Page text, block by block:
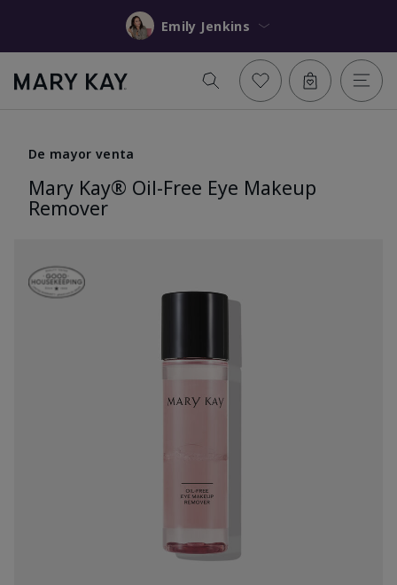
Emily Jenkins
De mayor venta
Mary Kay® Oil-Free Eye Makeup
Remover